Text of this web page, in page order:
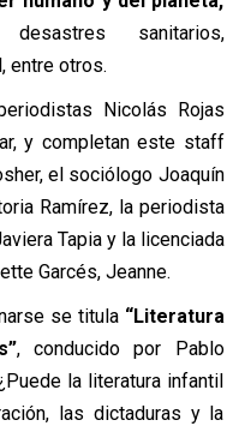
sanitarios,
entre otros.
Nicolás Rojas
y completan este staff
el sociólogo Joaquín
Ramírez, la periodista
Tapia y la licenciada
Garcés, Jeanne.
se titula“Literatura
, conducido por Pablo
la literatura infantil
las dictaduras y la